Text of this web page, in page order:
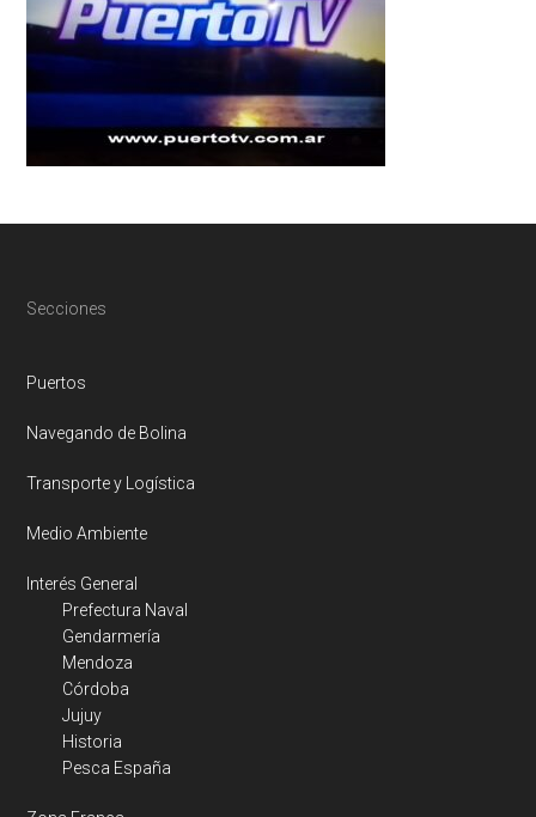
Footer
Secciones
Puertos
Navegando de Bolina
Transporte y Logística
Medio Ambiente
Interés General
Prefectura Naval
Gendarmería
Mendoza
Córdoba
Jujuy
Historia
Pesca España